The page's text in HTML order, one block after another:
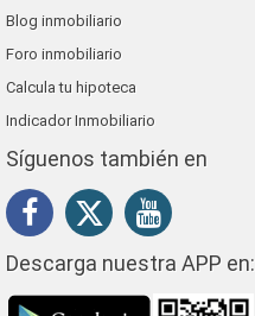
Blog inmobiliario
Foro inmobiliario
Calcula tu hipoteca
Indicador Inmobiliario
Síguenos también en
Descarga nuestra APP en: